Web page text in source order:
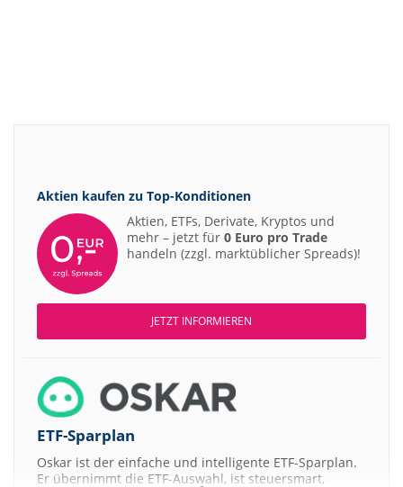
Aktien kaufen zu Top-Konditionen
Aktien, ETFs, Derivate, Kryptos und
mehr – jetzt für 0 Euro pro Trade
handeln (zzgl. marktüblicher Spreads)!
JETZT INFORMIEREN
ETF-Sparplan
Oskar ist der einfache und intelligente ETF-Sparplan.
Er übernimmt die ETF-Auswahl, ist steuersmart,